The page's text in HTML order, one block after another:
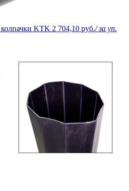
KTK 2 704,10 руб./ за уп.